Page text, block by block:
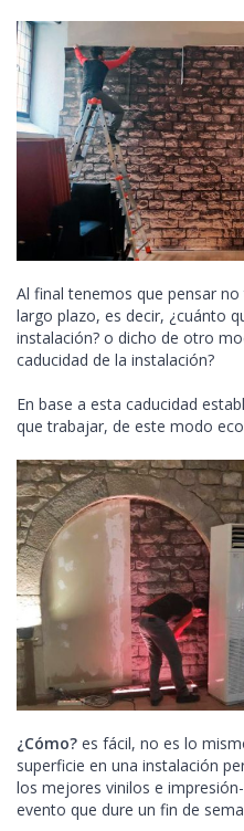
Al final tenemos que pensar
largo plazo, es decir, ¿cuánto
instalación? o dicho de otro
caducidad de la instalación?
En base a esta caducidad
que trabajar, de este modo
¿Cómo? es fácil, no es lo
superficie en una instalación
los mejores vinilos e
evento que dure un fin de